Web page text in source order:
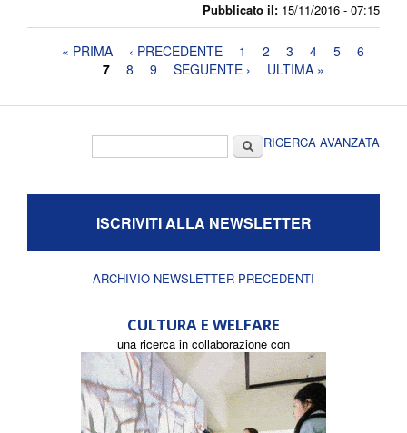
Pubblicato il: 15/11/2016 - 07:15
Pagine« PRIMA ‹ PRECEDENTE 1 2 3 4 5
6
7
8 9 SEGUENTE › ULTIMA »
CercaRICERCA AVANZATA
ISCRIVITI ALLA NEWSLETTER
ARCHIVIO NEWSLETTER PRECEDENTI
CULTURA E WELFARE
una ricerca in collaborazione con